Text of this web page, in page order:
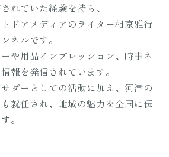
れていた経験を持ち、
ドアメディアのライター相京雅行
ネルです。
や用品インプレッション、時事ネ
報を発信されています。
ダーとしての活動に加え、河津の
就任され、地域の魅力を全国に伝
。